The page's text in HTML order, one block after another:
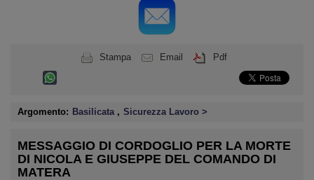
Stampa Email Pdf
Argomento: Basilicata , Sicurezza Lavoro >
MESSAGGIO DI CORDOGLIO PER LA MORTE
DI NICOLA E GIUSEPPE DEL COMANDO DI
MATERA